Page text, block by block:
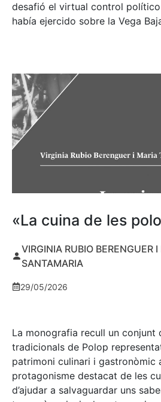
desafió el virtual control
había ejercido sobre la Vega
«La cuina de les
VIRGINIA RUBIO BERENGUER
SANTAMARIA
29/05/2026
La monografia recull un conjunt
tradicionals de Polop
patrimoni culinari i gastronòmic
protagonisme destacat de les
d’ajudar a salvaguardar uns